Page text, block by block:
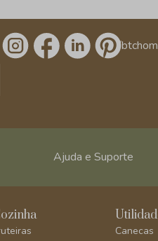
/
Ajuda e Suporte
Canecas